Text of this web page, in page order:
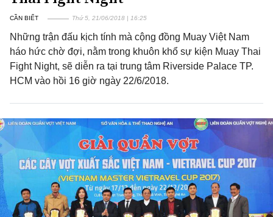
CẦN BIẾT Thứ 5, 21/06/2018 | 16:25
Những trận đấu kịch tính mà cộng đồng Muay Việt Nam
háo hức chờ đợi, nằm trong khuôn khổ sự kiện Muay Thai
Fight Night, sẽ diễn ra tại trung tâm Riverside Palace TP.
HCM vào hồi 16 giờ ngày 22/6/2018.